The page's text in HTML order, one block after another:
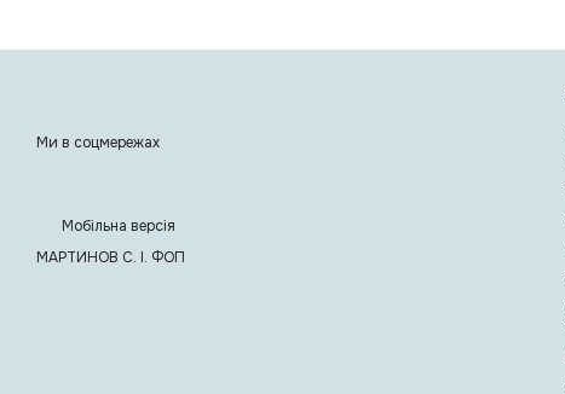
Ми в соцмережах
Мобільна версія
МАРТИНОВ С. I. ФОП